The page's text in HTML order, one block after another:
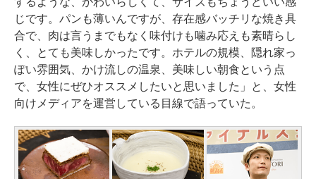
じです。パンも薄いんですが、存在感バッチリな焼き具
合で、肉は言うまでもなく味付けも噛み応えも素晴らし
く、とても美味しかったです。ホテルの規模、隠れ家っ
ぽい雰囲気、かけ流しの温泉、美味しい朝食という点
で、女性にぜひオススメしたいと思いました」と、女性
向けメディアを運営している目線で語っていた。